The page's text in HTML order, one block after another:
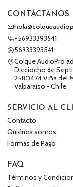
CONTÁCTANOS
+56933393541
56933393541
Colque AudioPro
Dieciocho de
2580474 Viña del
Valparaíso - Chile
SERVICIO AL
Contacto
Quiénes somos
Formas de Pago
FAQ
Términos y